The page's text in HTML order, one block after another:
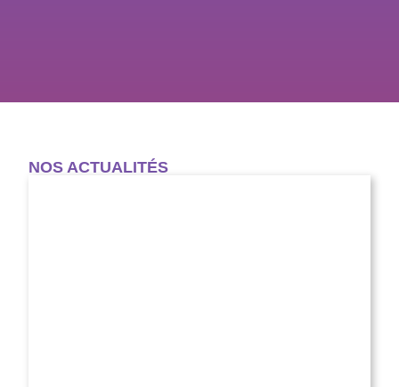
NOS ACTUALITÉS